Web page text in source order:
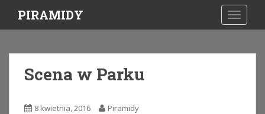
i
PIRAMIDY
Scena w Parku
8 kwietnia, 2016 Piramidy